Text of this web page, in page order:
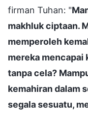
firman Tuhan: "
makhluk ciptaan.
memperoleh
mereka mencapai
tanpa cela?
kemahiran dalam
segala sesuatu,